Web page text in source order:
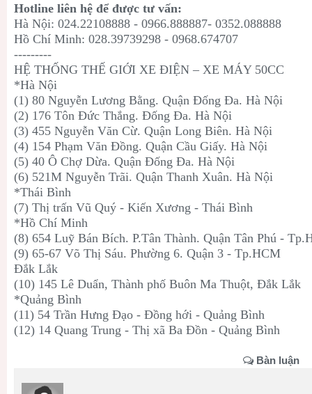
Hotline liên hệ để được tư vấn:
Hà Nội: 024.22108888 - 0966.888887- 0352.088888
Hồ Chí Minh: 028.39739298 - 0968.674707
---------
HỆ THỐNG THẾ GIỚI XE ĐIỆN – XE MÁY 50CC
*Hà Nội
(1) 80 Nguyễn Lương Bằng. Quận Đống Đa. Hà Nội
(2) 176 Tôn Đức Thắng. Đống Đa. Hà Nội
(3) 455 Nguyễn Văn Cừ. Quận Long Biên. Hà Nội
(4) 154 Phạm Văn Đồng. Quận Cầu Giấy. Hà Nội
(5) 40 Ô Chợ Dừa. Quận Đống Đa. Hà Nội
(6) 521M Nguyễn Trãi. Quận Thanh Xuân. Hà Nội
*Thái Bình
(7) Thị trấn Vũ Quý - Kiến Xương - Thái Bình
*Hồ Chí Minh
(8) 654 Luỹ Bán Bích. P.Tân Thành. Quận Tân Phú -
(9) 65-67 Võ Thị Sáu. Phường 6. Quận 3 - Tp.HCM
Đắk Lắk
(10) 145 Lê Duẩn, Thành phố Buôn Ma Thuột, Đắk Lắk
*Quảng Bình
(11) 54 Trần Hưng Đạo - Đồng hới - Quảng Bình
(12) 14 Quang Trung - Thị xã Ba Đồn - Quảng Bình
Bàn luận